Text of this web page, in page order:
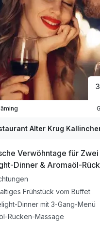
ausgelastet
Alter Krug
Verwöhntage für Zwei
Dinner & Aromaöl-
Frühstück vom Buffet
Dinner mit 3-Gang-Menü
Rücken-Massage